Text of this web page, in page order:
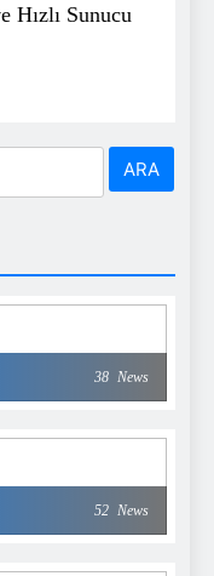
Sunucu
38 News
52 News